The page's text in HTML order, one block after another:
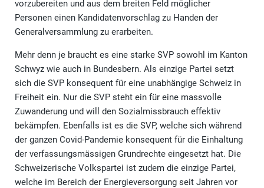
vorzubereiten und aus dem breiten Feld möglicher
Personen einen Kandidatenvorschlag zu Handen der
Generalversammlung zu erarbeiten.
Mehr denn je braucht es eine starke SVP sowohl im Kanton
Schwyz wie auch in Bundesbern. Als einzige Partei setzt
sich die SVP konsequent für eine unabhängige Schweiz in
Freiheit ein. Nur die SVP steht ein für eine massvolle
Zuwanderung und will den Sozialmissbrauch effektiv
bekämpfen. Ebenfalls ist es die SVP, welche sich während
der ganzen Covid-Pandemie konsequent für die Einhaltung
der verfassungsmässigen Grundrechte eingesetzt hat. Die
Schweizerische Volkspartei ist zudem die einzige Partei,
welche im Bereich der Energieversorgung seit Jahren vor